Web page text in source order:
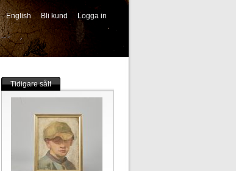
English Bli kund Logga in
-->
Tidigare sålt